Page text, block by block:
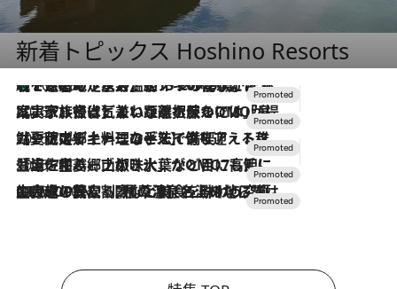
新着トピックス Hoshino Resorts
2026.8.7
【トンボの足水浴】ヒノキの香りに包まれて涼感マックス！約13℃の湧水かけ流しを避暑地「星野温泉 トンボの湯」で体験
2026.7.31
【ホテル帰省】という選択肢をOMOが提案。家族とほどよい距離を保つには「昼は実家、夜は気兼ねなくホテルで！」
2026.7.24
【夏限定ディナーコース】旬を迎える稚鮎や花ズッキーニなどをイタリア・トスカーナの郷土料理の手法で満喫！
2026.7.17
「土佐和ハーブかき氷」がOMO7高知に登場！生姜、山椒、大葉など目にも舌にも涼を呼ぶ郷土の味
2026.7.10
NEW OPEN！【界 草津】名湯の地に誕生。趣の異なる2種の温泉と上州ならではの会席・蕎麦割烹など美食を味わう究極の癒やし旅